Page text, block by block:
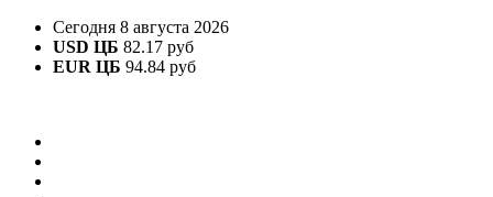
Сегодня 8 августа 2026
USD ЦБ 82.17 руб
EUR ЦБ 94.84 руб